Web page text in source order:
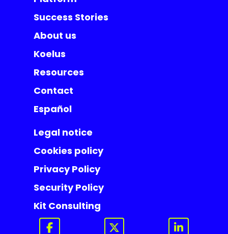
Success Stories
About us
Koelus
Resources
Contact
Español
Legal notice
Cookies policy
Privacy Policy
Security Policy
Kit Consulting